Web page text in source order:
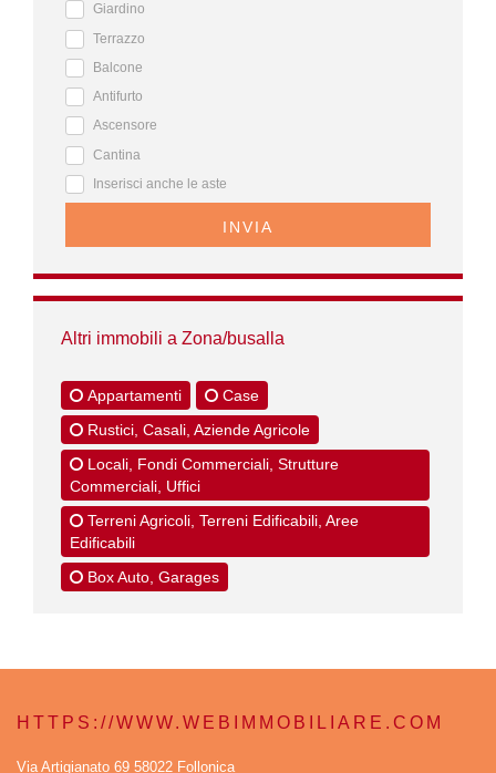
Giardino
Terrazzo
Balcone
Antifurto
Ascensore
Cantina
Inserisci anche le aste
INVIA
Altri immobili a Zona/busalla
Appartamenti
Case
Rustici, Casali, Aziende Agricole
Locali, Fondi Commerciali, Strutture
Commerciali, Uffici
Terreni Agricoli, Terreni Edificabili, Aree
Edificabili
Box Auto, Garages
HTTPS://WWW.WEBIMMOBILIARE.COM
Via Artigianato 69 58022 Follonica